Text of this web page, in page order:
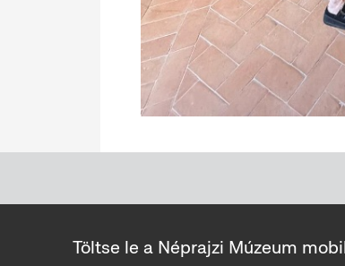
Töltse le a Néprajzi Múzeum